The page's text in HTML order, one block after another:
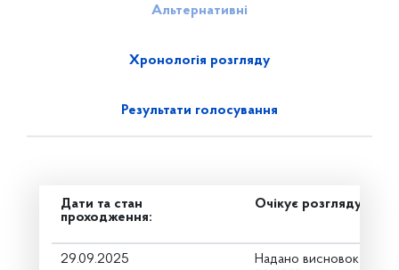
Альтернативні
Хронологія розгляду
Результати голосування
Дати та стан
проходження:
Очікує розгляду
29.09.2025
Надано висновок